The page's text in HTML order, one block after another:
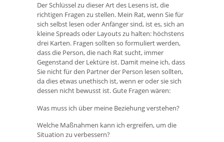
Der Schlüssel zu dieser Art des Lesens ist, die
richtigen Fragen zu stellen. Mein Rat, wenn Sie für
sich selbst lesen oder Anfänger sind, ist es, sich an
kleine Spreads oder Layouts zu halten: höchstens
drei Karten. Fragen sollten so formuliert werden,
dass die Person, die nach Rat sucht, immer
Gegenstand der Lektüre ist. Damit meine ich, dass
Sie nicht für den Partner der Person lesen sollten,
da dies etwas unethisch ist, wenn er oder sie sich
dessen nicht bewusst ist. Gute Fragen wären:
Was muss ich über meine Beziehung verstehen?
Welche Maßnahmen kann ich ergreifen, um die
Situation zu verbessern?